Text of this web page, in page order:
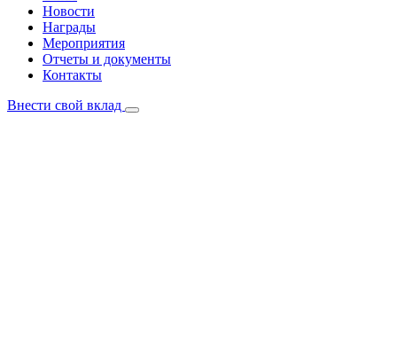
Новости
Награды
Мероприятия
Отчеты и документы
Контакты
Внести свой вклад